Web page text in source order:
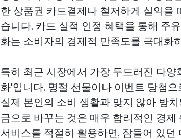
한 상품권 카드결제나 철저하게 실익을
습니다. 카드 실적 인정 혜택을 통해 주
화는 소비자의 경제적 만족도를 극대화
특히 최근 시장에서 가장 두드러진 다
화'입니다. 명절 선물이나 이벤트 당첨
실제 본인의 소비 생활과 맞지 않아 방
금으로 바꾸는 것은 매우 합리적인 경
서비스를 적절히 활용하면, 잠들어 있